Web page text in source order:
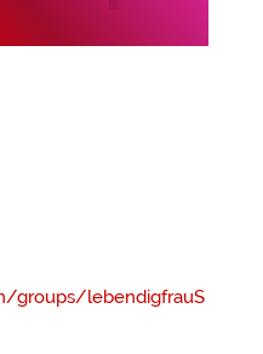
groups/lebendigfrauS